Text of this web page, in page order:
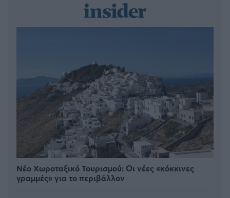
Νέο Χωροταξικό Τουρισμού: Οι νέες «κόκκινες
γραμμές» για το περιβάλλον